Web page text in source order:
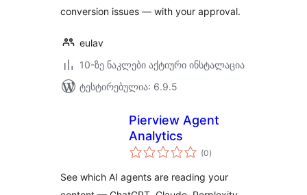
conversion issues — with your approval.
eulav
10-ზე ნაკლები აქტიური ინსტალაცია
ტესტირებულია: 6.9.5
Pierview Agent
Analytics
(0საერთო
რეიტინგი
)
See which AI agents are reading your